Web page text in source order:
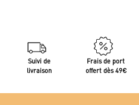
Suivi de
livraison
Frais de port
offert dès 49€